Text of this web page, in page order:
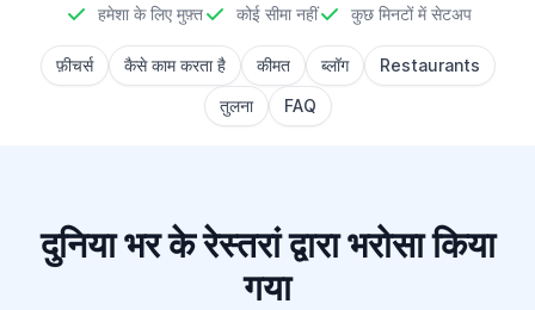
हमेशा के लिए मुफ़्त कोई सीमा नहीं कुछ मिनटों में सेटअप
फ़ीचर्स कैसे काम करता है कीमत ब्लॉग
Restaurants
तुलना
FAQ
दुनिया भर के रेस्तरां द्वारा भरोसा किया
गया